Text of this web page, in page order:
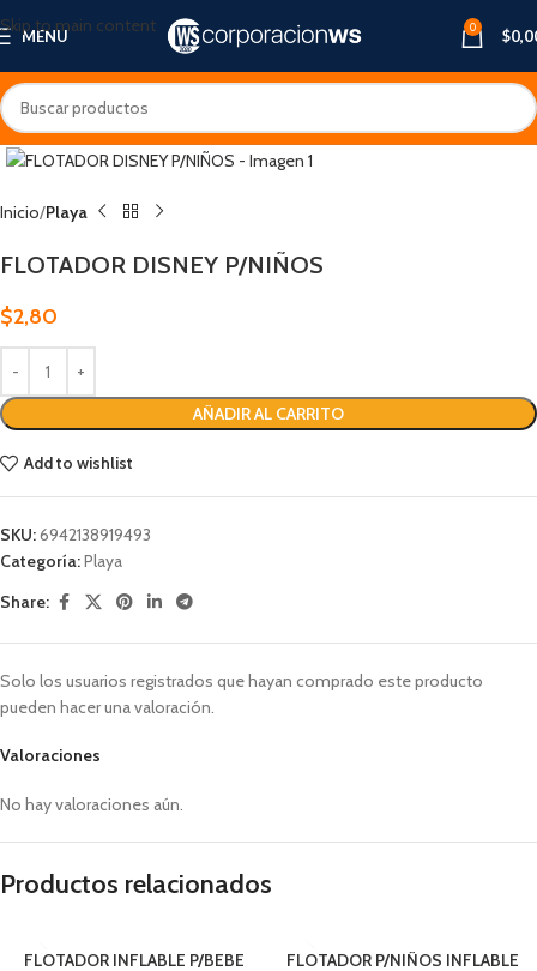
Skip to main content
MENU 0 $
Inicio Playa
FLOTADOR DISNEY P/NIÑOS
$2,80
AÑADIR AL CARRITO
Add to wishlist
SKU:6942138919493
Categoría:Playa
Share:
Valoraciones
No hay valoraciones aún.
Solo los usuarios registrados que hayan comprado este producto
pueden hacer una valoración.
Productos relacionados
FLOTADOR INFLABLE P/BEBE
FLOTADOR P/NIÑOS INFLABLE